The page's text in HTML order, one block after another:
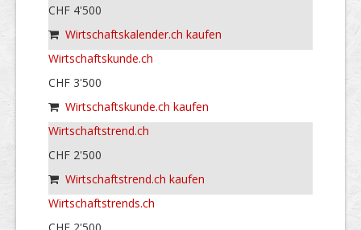
CHF 4'500
Wirtschaftskalender.ch kaufen
Wirtschaftskunde.ch
CHF 3'500
Wirtschaftskunde.ch kaufen
Wirtschaftstrend.ch
CHF 2'500
Wirtschaftstrend.ch kaufen
Wirtschaftstrends.ch
CHF 2'500